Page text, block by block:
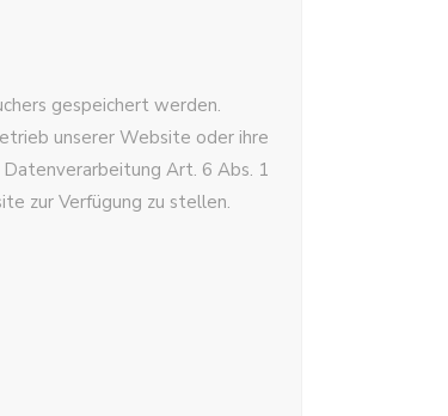
gespeichert werden.
unserer Website oder ihre
Datenverarbeitung Art. 6 Abs. 1
zur Verfügung zu stellen.